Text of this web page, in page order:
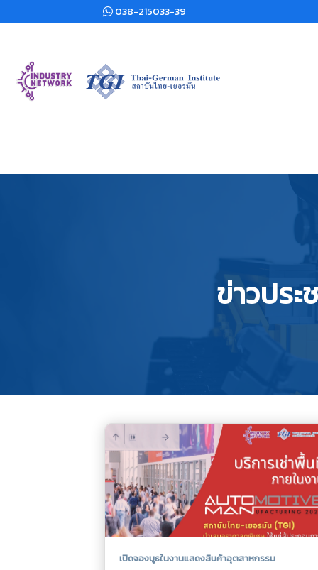
038-215033-39
ข่าวปร
เปิดจองบูธในงานแสดงสินค้าอุตสาหกรรม